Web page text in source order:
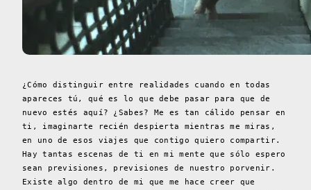
¿Cómo distinguir entre realidades cuando en todas
apareces tú, qué es lo que debe pasar para que de
nuevo estés aquí? ¿Sabes? Me es tan cálido pensar en
ti, imaginarte recién despierta mientras me miras,
en uno de esos viajes que contigo quiero compartir.
Hay tantas escenas de ti en mi mente que sólo espero
sean previsiones, previsiones de nuestro porvenir.
Existe algo dentro de mi que me hace creer que